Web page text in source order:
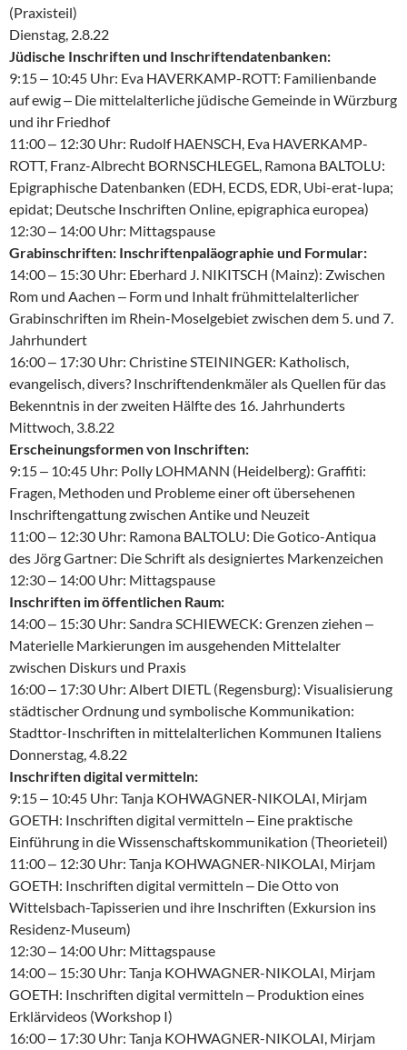
(Praxisteil)
Dienstag, 2.8.22
Jüdische Inschriften und Inschriftendatenbanken:
9:15 ‒ 10:45 Uhr: Eva HAVERKAMP-ROTT: Familienbande
auf ewig ‒ Die mittelalterliche jüdische Gemeinde in Würzburg
und ihr Friedhof
11:00 ‒ 12:30 Uhr: Rudolf HAENSCH, Eva HAVERKAMP-
ROTT, Franz-Albrecht BORNSCHLEGEL, Ramona BALTOLU:
Epigraphische Datenbanken (EDH, ECDS, EDR, Ubi-erat-lupa;
epidat; Deutsche Inschriften Online, epigraphica europea)
12:30 ‒ 14:00 Uhr: Mittagspause
Grabinschriften: Inschriftenpaläographie und Formular:
14:00 ‒ 15:30 Uhr: Eberhard J. NIKITSCH (Mainz): Zwischen
Rom und Aachen ‒ Form und Inhalt frühmittelalterlicher
Grabinschriften im Rhein-Moselgebiet zwischen dem 5. und 7.
Jahrhundert
16:00 ‒ 17:30 Uhr: Christine STEININGER: Katholisch,
evangelisch, divers? Inschriftendenkmäler als Quellen für das
Bekenntnis in der zweiten Hälfte des 16. Jahrhunderts
Mittwoch, 3.8.22
Erscheinungsformen von Inschriften:
9:15 ‒ 10:45 Uhr: Polly LOHMANN (Heidelberg): Graffiti:
Fragen, Methoden und Probleme einer oft übersehenen
Inschriftengattung zwischen Antike und Neuzeit
11:00 ‒ 12:30 Uhr: Ramona BALTOLU: Die Gotico-Antiqua
des Jörg Gartner: Die Schrift als designiertes Markenzeichen
12:30 ‒ 14:00 Uhr: Mittagspause
Inschriften im öffentlichen Raum:
14:00 ‒ 15:30 Uhr: Sandra SCHIEWECK: Grenzen ziehen ‒
Materielle Markierungen im ausgehenden Mittelalter
zwischen Diskurs und Praxis
16:00 ‒ 17:30 Uhr: Albert DIETL (Regensburg): Visualisierung
städtischer Ordnung und symbolische Kommunikation:
Stadttor-Inschriften in mittelalterlichen Kommunen Italiens
Donnerstag, 4.8.22
Inschriften digital vermitteln:
9:15 ‒ 10:45 Uhr: Tanja KOHWAGNER-NIKOLAI, Mirjam
GOETH: Inschriften digital vermitteln ‒ Eine praktische
Einführung in die Wissenschaftskommunikation (Theorieteil)
11:00 ‒ 12:30 Uhr: Tanja KOHWAGNER-NIKOLAI, Mirjam
GOETH: Inschriften digital vermitteln ‒ Die Otto von
Wittelsbach-Tapisserien und ihre Inschriften (Exkursion ins
Residenz-Museum)
12:30 ‒ 14:00 Uhr: Mittagspause
14:00 ‒ 15:30 Uhr: Tanja KOHWAGNER-NIKOLAI, Mirjam
GOETH: Inschriften digital vermitteln ‒ Produktion eines
Erklärvideos (Workshop I)
16:00 ‒ 17:30 Uhr: Tanja KOHWAGNER-NIKOLAI, Mirjam